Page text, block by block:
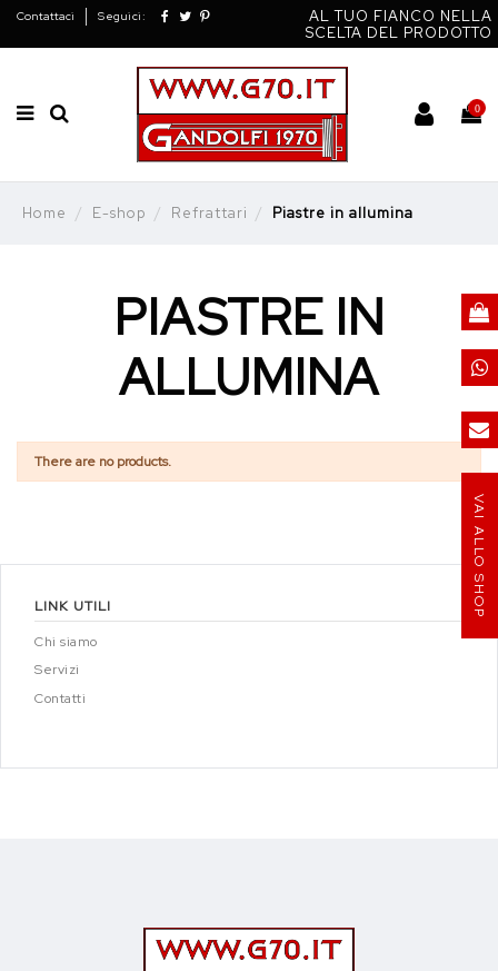
Contattaci Seguici:
AL TUO FIANCO NELLA
SCELTA DEL PRODOTTO
0
Home E-shop Refrattari Piastre in allumina
PIASTRE IN
ALLUMINA
There are no products.
LINK UTILI
Chi siamo
Servizi
Contatti
VAI ALLO SHOP